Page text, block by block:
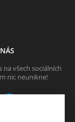
na všech sociálních
nic neunikne!